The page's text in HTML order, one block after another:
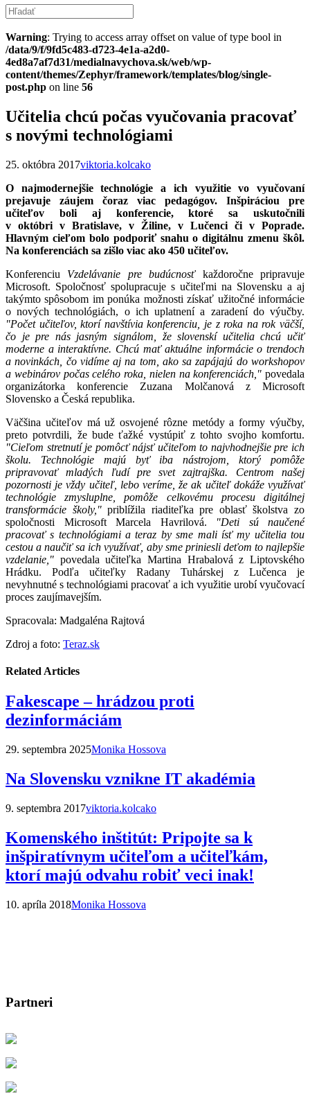
Warning: Trying to access array offset on value of type bool in
/data/9/f/9fd5c483-d723-4e1a-a2d0-
4ed8a7af7d31/medialnavychova.sk/web/wp-
content/themes/Zephyr/framework/templates/blog/single-
post.php on line 56
Učitelia chcú počas vyučovania pracovať
s novými technológiami
25. októbra 2017viktoria.kolcako
O najmodernejšie technológie a ich využitie vo vyučovaní
prejavuje záujem čoraz viac pedagógov. Inšpiráciou pre
učiteľov boli aj konferencie, ktoré sa uskutočnili
v októbri v Bratislave, v Žiline, v Lučenci či v Poprade.
Hlavným cieľom bolo podporiť snahu o digitálnu zmenu škôl.
Na konferenciách sa zišlo viac ako 450 učiteľov.
Konferenciu Vzdelávanie pre budúcnosťkaždoročne pripravuje
Microsoft. Spoločnosť spolupracuje s učiteľmi na Slovensku a aj
takýmto spôsobom im ponúka možnosti získať užitočné informácie
o nových technológiách, o ich uplatnení a zaradení do výučby.
"Počet učiteľov, ktorí navštívia konferenciu, je z roka na rok väčší,
čo je pre nás jasným signálom, že slovenskí učitelia chcú učiť
moderne a interaktívne. Chcú mať aktuálne informácie o trendoch
a novinkách, čo vidíme aj na tom, ako sa zapájajú do workshopov
a webinárov počas celého roka, nielen na konferenciách," povedala
organizátorka konferencie Zuzana Molčanová z Microsoft
Slovensko a Česká republika.
Väčšina učiteľov má už osvojené rôzne metódy a formy výučby,
preto potvrdili, že bude ťažké vystúpiť z tohto svojho komfortu.
"Cieľom stretnutí je pomôcť nájsť učiteľom to najvhodnejšie pre ich
školu. Technológie majú byť iba nástrojom, ktorý pomôže
pripravovať mladých ľudí pre svet zajtrajška. Centrom našej
pozornosti je vždy učiteľ, lebo veríme, že ak učiteľ dokáže využívať
technológie zmysluplne, pomôže celkovému procesu digitálnej
transformácie školy,"priblížila riaditeľka pre oblasť školstva zo
spoločnosti Microsoft Marcela Havrilová. "Deti sú naučené
pracovať s technológiami a teraz by sme mali ísť my učitelia tou
cestou a naučiť sa ich využívať, aby sme priniesli deťom to najlepšie
vzdelanie," povedala učiteľka Martina Hrabalová z Liptovského
Hrádku. Podľa učiteľky Radany Tuhárskej z Lučenca je
nevyhnutné s technológiami pracovať a ich využitie urobí vyučovací
proces zaujímavejším.
Spracovala: Madgaléna Rajtová
Zdroj a foto: Teraz.sk
Related Articles
Fakescape – hrádzou proti
dezinformáciám
29. septembra 2025Monika Hossova
Na Slovensku vznikne IT akadémia
9. septembra 2017viktoria.kolcako
Komenského inštitút: Pripojte sa k
inšpiratívnym učiteľom a učiteľkám,
ktorí majú odvahu robiť veci inak!
10. apríla 2018Monika Hossova
Partneri